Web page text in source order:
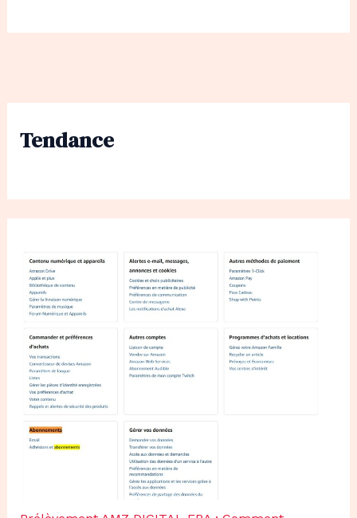
Tendance